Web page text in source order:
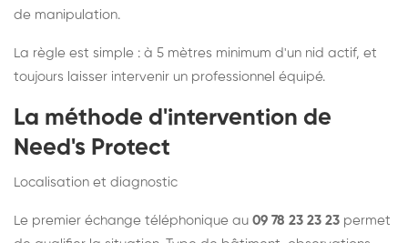
de manipulation.
La règle est simple : à 5 mètres minimum d'un nid actif, et
toujours laisser intervenir un professionnel équipé.
La méthode d'intervention de
Need's Protect
Localisation et diagnostic
Le premier échange téléphonique au 09 78 23 23 23 permet